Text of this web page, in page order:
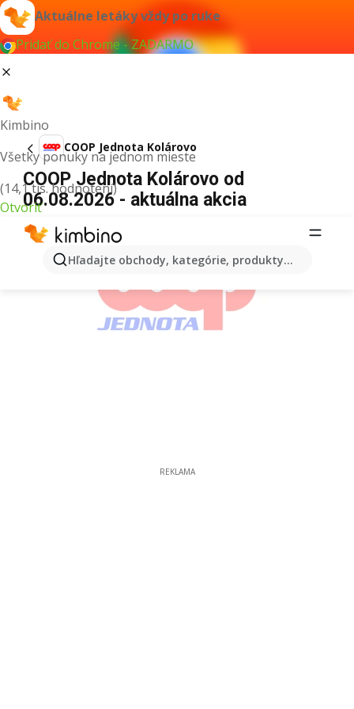
Aktuálne letáky vždy po ruke
Pridať do Chrome - ZADARMO
Kimbino
Všetky ponuky na jednom mieste
(14,1 tis. hodnotení)
Otvoriť
Hľadajte obchody, kategórie, produkty...
COOP Jednota Kolárovo
COOP Jednota Kolárovo od
06.08.2026 - aktuálna akcia
REKLAMA